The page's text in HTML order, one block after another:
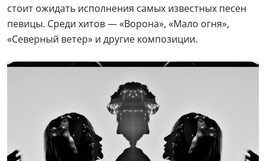
стоит ожидать исполнения самых известных песен
певицы. Среди хитов — «Ворона», «Мало огня»,
«Северный ветер» и другие композиции.